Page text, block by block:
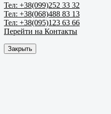
Тел: +38(099)252 33 32
Тел: +38(068)488 83 13
Тел: +38(095)123 63 66
Перейти на Контакты
Закрыть